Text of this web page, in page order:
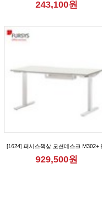
243,100원
[1624] 퍼시스책상 모션데스크 M302+
이조절책상 [FKD018N]
929,500원